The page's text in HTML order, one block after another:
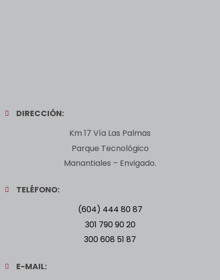
DIRECCIÓN:
Km 17 Vía Las Palmas
Parque Tecnológico
Manantiales – Envigado.
TELÉFONO:
(604) 444 80 87
301 790 90 20
300 608 51 87
E-MAIL: